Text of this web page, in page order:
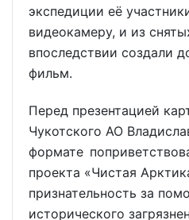
экспедиции её
видеокамеру, и из
впоследствии создали
фильм.
Перед презентацией
Чукотского АО
формате
проекта «Чистая
признательность за
исторического